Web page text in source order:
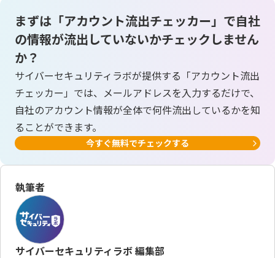
まずは「アカウント流出チェッカー」で自社
の情報が流出していないかチェックしません
か？
サイバーセキュリティラボが提供する「アカウント流出
チェッカー」では、メールアドレスを入力するだけで、
自社のアカウント情報が全体で何件流出しているかを知
ることができます。
今すぐ無料でチェックする
執筆者
サイバーセキュリティラボ 編集部